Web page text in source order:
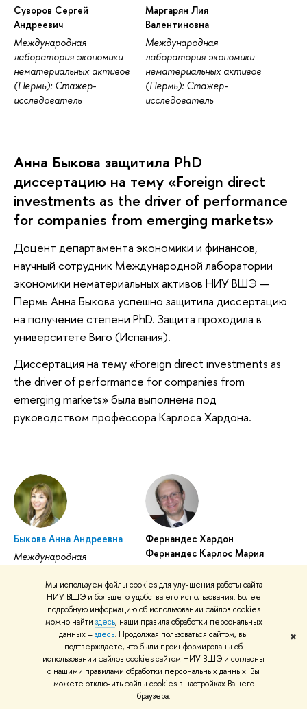
Мы используем файлы cookies для улучшения работы сайта
НИУ ВШЭ и большего удобства его использования. Более
подробную информацию об использовании файлов cookies
можно найти здесь, наши правила обработки персональных
данных –здесь. Продолжая пользоваться сайтом, вы
подтверждаете, что были проинформированы об
использовании файлов cookies сайтом НИУ ВШЭ и согласны
с нашими правилами обработки персональных данных. Вы
можете отключить файлы cookies в настройках Вашего
браузера.
✖
Суворов Сергей
Андреевич
Международная
лаборатория экономики
нематериальных активов
(Пермь): Стажер-
исследователь
Маргарян Лия
Валентиновна
Международная
лаборатория экономики
нематериальных активов
(Пермь): Стажер-
исследователь
Анна Быкова защитила PhD
диссертацию на тему «Foreign direct
investments as the driver of performance
for companies from emerging markets»
Доцент департамента экономики и финансов,
научный сотрудник Международной лаборатории
экономики нематериальных активов НИУ ВШЭ —
Пермь Анна Быкова успешно защитила диссертацию
на получение степени PhD. Защита проходила в
университете Виго (Испания).
Диссертация на тему «Foreign direct investments as
the driver of performance for companies from
emerging markets» была выполнена под
руководством профессора Карлоса Хардона.
Быкова Анна Андреевна
Международная
нематериальных активов:
Научный сотрудник
Фернандес Хардон
Фернандес Карлос Мария
лаборатория экономики
нематериальных активов
(Пермь): Ведущий научный
сотрудник
Анна Быкова выступила с докладом на